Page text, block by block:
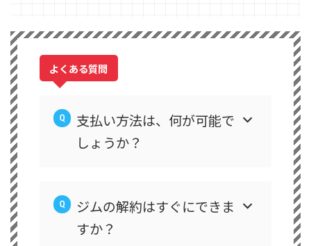
よくある質問
支払い方法は、何が可能で
しょうか？
ジムの解約はすぐにできま
すか？